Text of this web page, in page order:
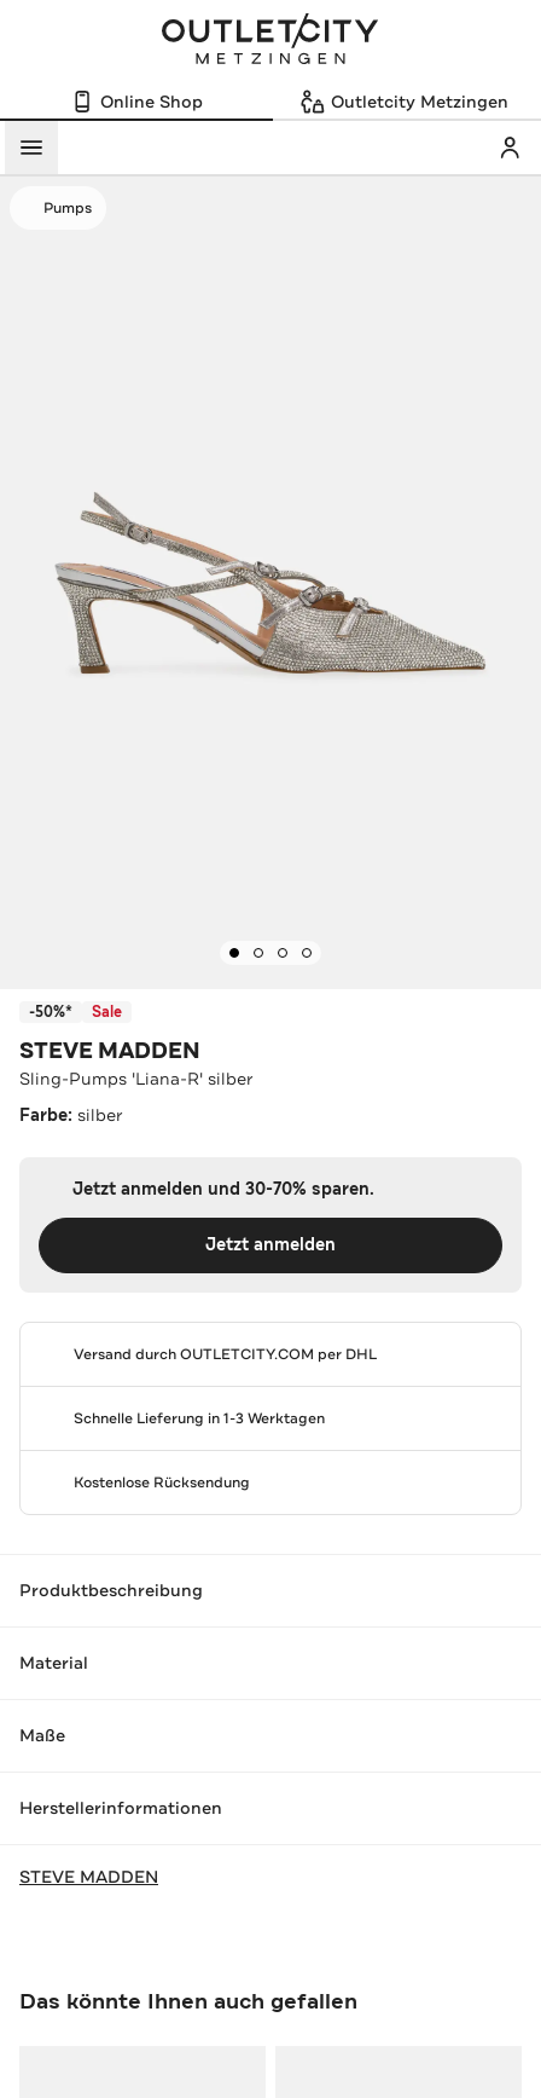
Online Shop Outletcity Metzingen
Menü
Pumps
-50%* Sale
STEVE MADDEN
Sling-Pumps 'Liana-R' silber
Farbe: silber
Jetzt anmelden und 30-70% sparen.
Jetzt anmelden
Versand durchOUTLETCITY.COM per DHL
Schnelle Lieferung in 1-3 Werktagen
Kostenlose Rücksendung
Produktbeschreibung
Material
Maße
Herstellerinformationen
STEVE MADDEN
Das könnte Ihnen auch gefallen